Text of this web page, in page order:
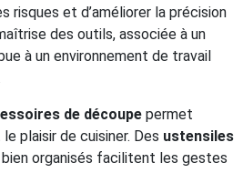
risques et d’améliorer la précision
des outils, associée à un
à un environnement de travail
de découpe permet
plaisir de cuisiner. Des ustensiles
organisés facilitent les gestes